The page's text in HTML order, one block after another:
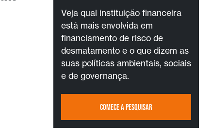
Veja qual instituição financeira
está mais envolvida em
financiamento de risco de
desmatamento e o que dizem as
suas políticas ambientais, sociais
e de governança.
COMECE A PESQUISAR